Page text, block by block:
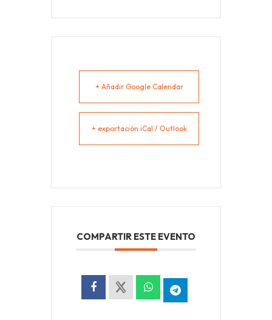
+ Añadir Google Calendar
+ exportación iCal / Outlook
COMPARTIR ESTE EVENTO